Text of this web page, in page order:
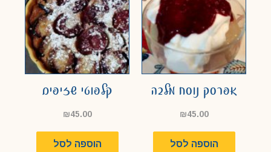
אפרסק נוסח מלבה
₪45.00
הוספה לסל
קלפוטי שזיפים
₪45.00
הוספה לסל